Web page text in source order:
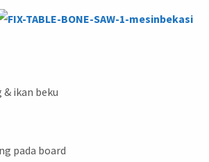
ikan beku
pada board